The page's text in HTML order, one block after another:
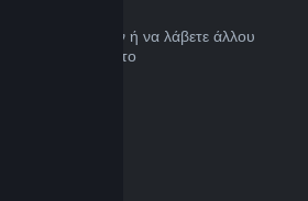
χρημάτων ή να λάβετε άλλου
Steam σας στο